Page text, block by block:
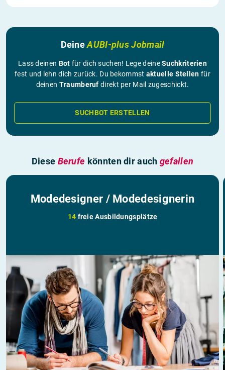
DeineAUBI-plus Jobmail
Lass deinen Bot für dich suchen! Lege deineSuchkriterien
fest und lehn dich zurück. Du bekommst aktuelle Stellen für
deinen Traumberuf direkt per Mail zugeschickt.
SUCHBOT ERSTELLEN
Diese Berufe könnten dir auch gefallen
Modedesigner / Modedesignerin
14 freie Ausbildungsplätze